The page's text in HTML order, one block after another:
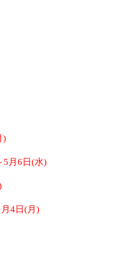
)
5月6日(水)
4日(月)